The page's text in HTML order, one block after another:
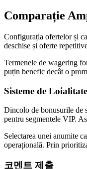
Comparație
Configurația ofertelor și
deschise și oferte
Termenele de wagering
puțin benefic decât o
Sisteme de
Dincolo de bonusurile de
pentru segmentele VIP.
Selectarea unei anumite
operațională. Prin
코멘트 제출